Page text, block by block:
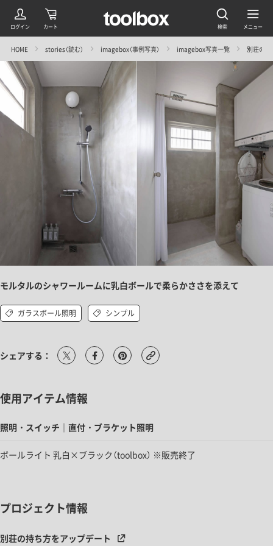
HOME stories（読む） imagebox（事例写真） imagebox写真一覧 別荘の
モルタルのシャワールームに乳白ボールで柔らかささを添えて
ガラスボール照明 シンプル
シェアする：
使用アイテム情報
照明・スイッチ｜直付・ブラケット照明
ボールライト 乳白×ブラック（toolbox） ※販売終了
プロジェクト情報
別荘の持ち方をアップデート